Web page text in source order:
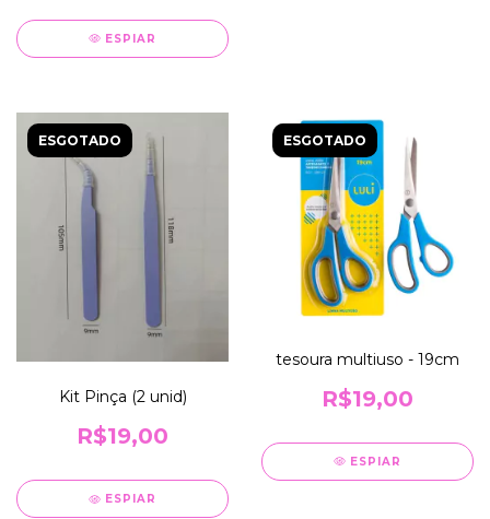
ESPIAR
ESGOTADO
Kit Pinça (2 unid)
R$19,00
ESPIAR
ESGOTADO
tesoura multiuso - 19cm
R$19,00
ESPIAR